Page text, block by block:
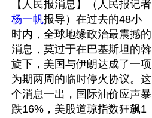
【人民报消息】（人民报记者
杨一帆报导）在过去的48小
时内，全球地缘政治最震撼的
消息，莫过于在巴基斯坦的斡
旋下，美国与伊朗达成了一项
为期两周的临时停火协议。这
个消息一出，国际油价应声暴
跌16%，美股道琼指数狂飙1